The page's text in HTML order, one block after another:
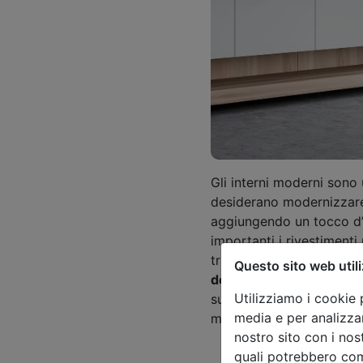
Questo sito web
Utilizziamo i cookie
media e per
nostro sito con i
quali potrebbero
Gli interni moderni
desiderano
aggiungendo un tocco
importanti i rivestimenti
tranquillità negli interni.
design elegante e
su misura con
moderno e durevole
Casa moderna?